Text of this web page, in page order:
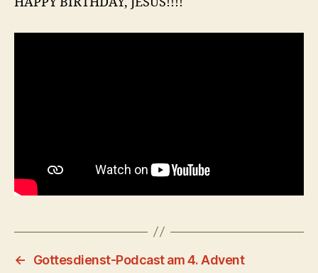
←
Gottesdienst-Podcast am 4. Advent